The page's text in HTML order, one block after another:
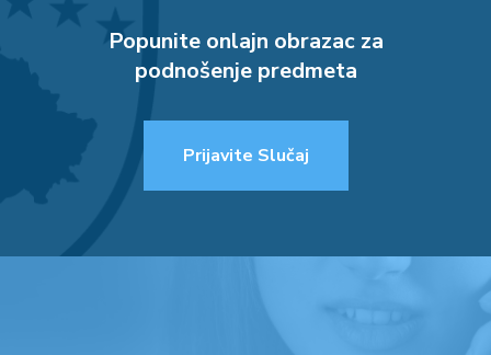
Popunite onlajn obrazac za
podnošenje predmeta
Prijavite Slučaj